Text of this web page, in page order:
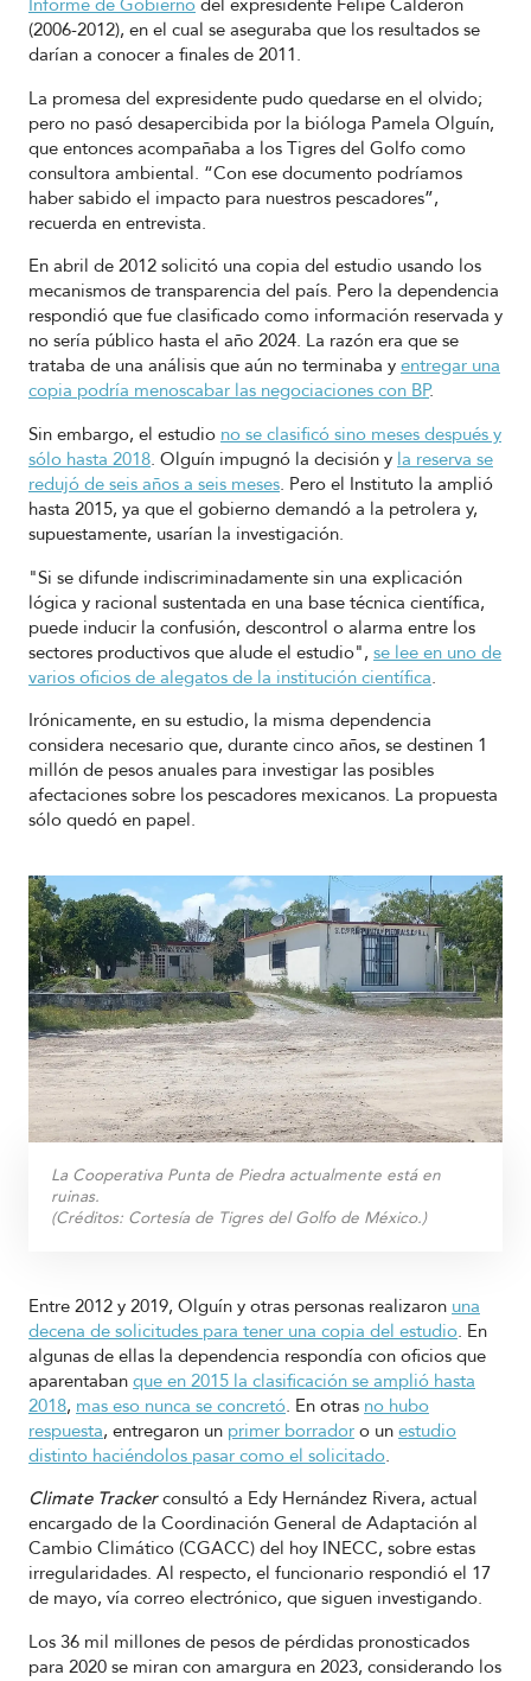
Informe de Gobierno del expresidente Felipe Calderón
(2006-2012), en el cual se aseguraba que los resultados se
darían a conocer a finales de 2011.
La promesa del expresidente pudo quedarse en el olvido;
pero no pasó desapercibida por la bióloga Pamela Olguín,
que entonces acompañaba a los Tigres del Golfo como
consultora ambiental. “Con ese documento podríamos
haber sabido el impacto para nuestros pescadores”,
recuerda en entrevista.
En abril de 2012 solicitó una copia del estudio usando los
mecanismos de transparencia del país. Pero la dependencia
respondió que fue clasificado como información reservada y
no sería público hasta el año 2024. La razón era que se
trataba de una análisis que aún no terminaba y entregar una
copia podría menoscabar las negociaciones con BP.
Sin embargo, el estudio no se clasificó sino meses después y
sólo hasta 2018. Olguín impugnó la decisión y la reserva se
redujó de seis años a seis meses. Pero el Instituto la amplió
hasta 2015, ya que el gobierno demandó a la petrolera y,
supuestamente, usarían la investigación.
"Si se difunde indiscriminadamente sin una explicación
lógica y racional sustentada en una base técnica científica,
puede inducir la confusión, descontrol o alarma entre los
sectores productivos que alude el estudio", se lee en uno de
varios oficios de alegatos de la institución científica.
Irónicamente, en su estudio, la misma dependencia
considera necesario que, durante cinco años, se destinen 1
millón de pesos anuales para investigar las posibles
afectaciones sobre los pescadores mexicanos. La propuesta
sólo quedó en papel.
La Cooperativa Punta de Piedra actualmente está en
ruinas.
(Créditos: Cortesía de Tigres del Golfo de México.)
Entre 2012 y 2019, Olguín y otras personas realizaron una
decena de solicitudes para tener una copia del estudio. En
algunas de ellas la dependencia respondía con oficios que
aparentaban que en 2015 la clasificación se amplió hasta
2018, mas eso nunca se concretó. En otras no hubo
respuesta, entregaron un primer borrador o un estudio
distinto haciéndolos pasar como el solicitado.
Climate Tracker consultó a Edy Hernández Rivera, actual
encargado de la Coordinación General de Adaptación al
Cambio Climático (CGACC) del hoy INECC, sobre estas
irregularidades. Al respecto, el funcionario respondió el 17
de mayo, vía correo electrónico, que siguen investigando.
Los 36 mil millones de pesos de pérdidas pronosticados
para 2020 se miran con amargura en 2023, considerando los